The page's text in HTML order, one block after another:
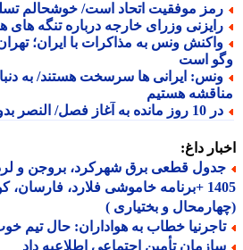
موفقیت اتحاد است/ خوشحالم
وزرای خارجه درباره تنگه های
ونس به مذاکرات با ایران؛
است
ایرانی ها سرسخت هستند/ به دنبال
هستیم
آغاز فصل/ النصر بدون خرید جدید و بدون رونالدو!
داغ:
1405 +برنامه خاموشی فلارد، فارسان،
و بختیاری )
خطاب به هواداران: حال تیم خوب
تأمین اجتماعی اطلاعیه داد